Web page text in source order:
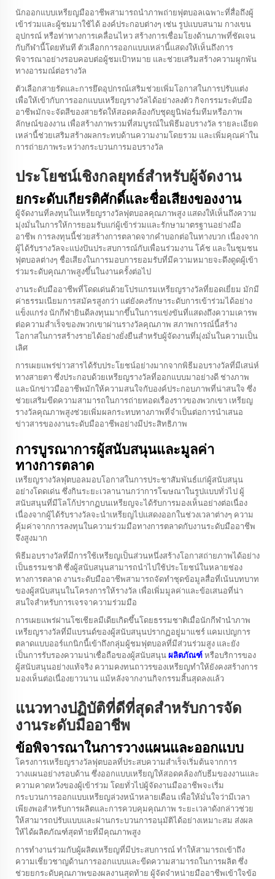
นักออกแบบเหรียญมืออาชีพสามารถนำภาพถ่ายฟุตบอลเฉพาะที่สื่อถึงผู้
เข้าร่วมและผู้ชมมาใช้ได้ องค์ประกอบต่างๆ เช่น รูปแบบสนาม กางเขน
อุปกรณ์ หรือท่าทางการเคลื่อนไหว สร้างการเชื่อมโยงด้านภาพที่ชัดเจน
กับกีฬานี้โดยทันที ตัวเลือกการออกแบบเหล่านี้แสดงให้เห็นถึงการ
พิจารณาอย่างรอบคอบต่อผู้ชมเป้าหมาย และช่วยเสริมสร้างความผูกพัน
ทางอารมณ์ต่อรางวัล
ตัวเลือกสายรัดและการยึดอุปกรณ์เสริมช่วยเพิ่มโอกาสในการปรับแต่ง
เพื่อให้เข้ากับการออกแบบเหรียญรางวัลได้อย่างลงตัว กิจกรรมระดับมือ
อาชีพมักจะจัดสีของสายรัดให้สอดคล้องกับชุดยูนิฟอร์มทีมหรือภาพ
ลักษณ์ของงาน เพื่อสร้างภาพรวมที่สมบูรณ์ในพิธีมอบรางวัล รายละเอียด
เหล่านี้ช่วยเสริมสร้างผลกระทบด้านความงามโดยรวม และเพิ่มคุณค่าใน
การถ่ายภาพระหว่างกระบวนการมอบรางวัล
ประโยชน์เชิงกลยุทธ์สำหรับผู้จัดงาน
ยกระดับเกียรติศักดิ์และชื่อเสียงของงาน
ผู้จัดงานที่ลงทุนในเหรียญรางวัลฟุตบอลคุณภาพสูง แสดงให้เห็นถึงความ
มุ่งมั่นในการให้การยอมรับแก่ผู้เข้าร่วมและรักษามาตรฐานอย่างมือ
อาชีพ การลงทุนนี้ช่วยสร้างการตลาดจากคำบอกต่อในทางบวก เนื่องจาก
ผู้ได้รับรางวัลจะแบ่งปันประสบการณ์กับเพื่อนร่วมงาน โค้ช และในชุมชน
ฟุตบอลต่างๆ ชื่อเสียงในการมอบการยอมรับที่มีความหมายจะดึงดูดผู้เข้า
ร่วมระดับคุณภาพสูงขึ้นในงานครั้งต่อไป
งานระดับมืออาชีพที่โดดเด่นด้วยโปรแกรมเหรียญรางวัลที่ยอดเยี่ยม มักมี
ค่าธรรมเนียมการสมัครสูงกว่า แต่ยังคงรักษาระดับการเข้าร่วมได้อย่าง
แข็งแกร่ง นักกีฬายินดีลงทุนมากขึ้นในการแข่งขันที่แสดงถึงความเคารพ
ต่อความสำเร็จของพวกเขาผ่านรางวัลคุณภาพ สภาพการณ์นี้สร้าง
โอกาสในการสร้างรายได้อย่างยั่งยืนสำหรับผู้จัดงานที่มุ่งมั่นในความเป็น
เลิศ
การเผยแพร่ข่าวสารได้รับประโยชน์อย่างมากจากพิธีมอบรางวัลที่มีเสน่ห์
ทางสายตา ซึ่งประกอบด้วยเหรียญรางวัลที่ออกแบบมาอย่างดี ช่างภาพ
และนักข่าวมืออาชีพมักให้ความสนใจกับองค์ประกอบภาพที่น่าสนใจ ซึ่ง
ช่วยเสริมขีดความสามารถในการถ่ายทอดเรื่องราวของพวกเขา เหรียญ
รางวัลคุณภาพสูงช่วยเพิ่มผลกระทบทางภาพที่จำเป็นต่อการนำเสนอ
ข่าวสารของงานระดับมืออาชีพอย่างมีประสิทธิภาพ
การบูรณาการผู้สนับสนุนและมูลค่า
ทางการตลาด
เหรียญรางวัลฟุตบอลมอบโอกาสในการประชาสัมพันธ์แก่ผู้สนับสนุน
อย่างโดดเด่น ซึ่งกินระยะเวลานานกว่าการโฆษณาในรูปแบบทั่วไป ผู้
สนับสนุนที่มีโลโก้ปรากฏบนเหรียญจะได้รับการมองเห็นอย่างต่อเนื่อง
เนื่องจากผู้ได้รับรางวัลจะนำเหรียญไปแสดงออกในช่วงเวลาต่างๆ ความ
คุ้มค่าจากการลงทุนในความร่วมมือทางการตลาดกับงานระดับมืออาชีพ
จึงสูงมาก
พิธีมอบรางวัลที่มีการใช้เหรียญเป็นส่วนหนึ่งสร้างโอกาสถ่ายภาพได้อย่าง
เป็นธรรมชาติ ซึ่งผู้สนับสนุนสามารถนำไปใช้ประโยชน์ในหลายช่อง
ทางการตลาด งานระดับมืออาชีพสามารถจัดทำชุดข้อมูลสื่อที่เน้นบทบาท
ของผู้สนับสนุนในโครงการให้รางวัล เพื่อเพิ่มมูลค่าและข้อเสนอที่น่า
สนใจสำหรับการเจรจาความร่วมมือ
การเผยแพร่ผ่านโซเชียลมีเดียเกิดขึ้นโดยธรรมชาติเมื่อนักกีฬานำภาพ
เหรียญรางวัลที่มีแบรนด์ของผู้สนับสนุนปรากฏอยู่มาแชร์ แคมเปญการ
ตลาดแบบออร์แกนิกนี้เข้าถึงกลุ่มผู้ชมฟุตบอลที่มีส่วนร่วมสูง และยัง
เป็นการรับรองความน่าเชื่อถือของผู้สนับสนุนผลิตภัณฑ์หรือบริการของ
ผู้สนับสนุนอย่างแท้จริง ความคงทนถาวรของเหรียญทำให้ยังคงสร้างการ
มองเห็นต่อเนื่องยาวนาน แม้หลังจากงานกิจกรรมสิ้นสุดลงแล้ว
แนวทางปฏิบัติที่ดีที่สุดสำหรับการจัด
งานระดับมืออาชีพ
ข้อพิจารณาในการวางแผนและออกแบบ
โครงการเหรียญรางวัลฟุตบอลที่ประสบความสำเร็จเริ่มต้นจากการ
วางแผนอย่างรอบด้าน ซึ่งออกแบบเหรียญให้สอดคล้องกับธีมของงานและ
ความคาดหวังของผู้เข้าร่วม โดยทั่วไปผู้จัดงานมืออาชีพจะเริ่ม
กระบวนการออกแบบเหรียญล่วงหน้าหลายเดือน เพื่อให้มั่นใจว่ามีเวลา
เพียงพอสำหรับการผลิตและการควบคุมคุณภาพ ระยะเวลาดังกล่าวช่วย
ให้สามารถปรับแบบและผ่านกระบวนการอนุมัติได้อย่างเหมาะสม ส่งผล
ให้ได้ผลิตภัณฑ์สุดท้ายที่มีคุณภาพสูง
การทำงานร่วมกับผู้ผลิตเหรียญที่มีประสบการณ์ ทำให้สามารถเข้าถึง
ความเชี่ยวชาญด้านการออกแบบและขีดความสามารถในการผลิต ซึ่ง
ช่วยยกระดับคุณภาพของผลงานสุดท้าย ผู้จัดจำหน่ายมืออาชีพเข้าใจข้อ